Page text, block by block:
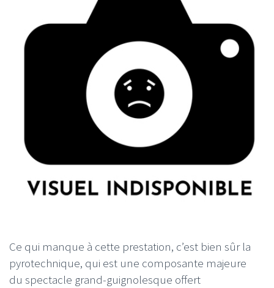
Ce qui manque à cette prestation, c’est bien sûr la
pyrotechnique, qui est une composante majeure
du spectacle grand-guignolesque offert